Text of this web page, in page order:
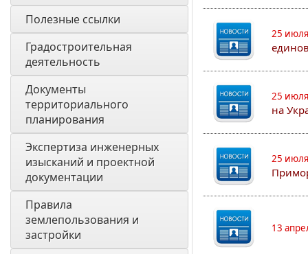
Полезные ссылки
Градостроительная
деятельность
Документы
территориального
планирования
Экспертиза инженерных
изысканий и проектной
документации
Правила
землепользования и
застройки
25
25
на
25
13